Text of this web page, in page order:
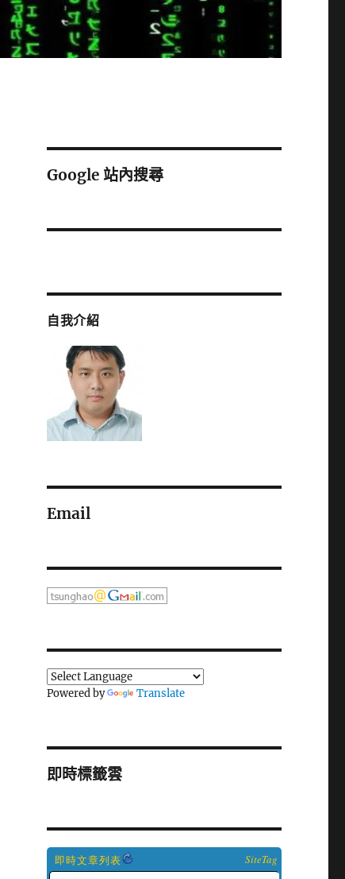
Google 站內搜尋
自我介紹
Email
Powered by Translate
即時標籤雲
SiteTag